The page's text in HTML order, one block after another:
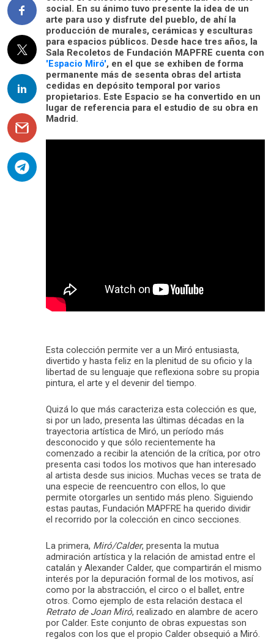
social. En su ánimo tuvo presente la idea de un
arte para uso y disfrute del pueblo, de ahí la
producción de murales, cerámicas y esculturas
para espacios públicos. Desde hace tres años, la
Sala Recoletos de Fundación MAPFRE cuenta con
'Espacio Miró', en el que se exhiben de forma
permanente más de sesenta obras del artista
cedidas en depósito temporal por varios
propietarios. Este Espacio se ha convertido en un
lugar de referencia para el estudio de su obra en
Madrid.
Esta colección permite ver a un Miró entusiasta,
divertido y hasta feliz en la plenitud de su oficio y la
libertad de su lenguaje que reflexiona sobre su propia
pintura, el arte y el devenir del tiempo.
Quizá lo que más caracteriza esta colección es que,
si por un lado, presenta las últimas décadas en la
trayectoria artística de Miró, un período más
desconocido y que sólo recientemente ha
comenzado a recibir la atención de la crítica, por otro
presenta casi todos los motivos que han interesado
al artista desde sus inicios. Muchas veces se trata de
una especie de reencuentro con ellos, lo que
permite otorgarles un sentido más pleno. Siguiendo
estas pautas, Fundación MAPFRE ha querido dividir
el recorrido por la colección en cinco secciones.
La primera, Miró/Calder, presenta la mutua
admiración artística y la relación de amistad entre el
catalán y Alexander Calder, que compartirán el mismo
interés por la depuración formal de los motivos, así
como por la abstracción, el circo o el ballet, entre
otros. Como ejemplo de esta relación destaca el
Retrato de Joan Miró, realizado en alambre de acero
por Calder. Este conjunto de obras expuestas son
regalos con los que el propio Calder obsequió a Miró.